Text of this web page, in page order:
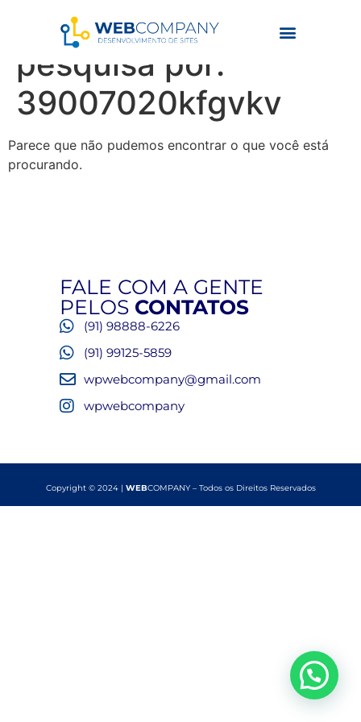
Resultados da
pesquisa por:
39007020kfgvkv
Parece que não pudemos encontrar o que você está
procurando.
FALE COM A GENTE
PELOS CONTATOS
(91) 98888-6226
(91) 99125-5859
wpwebcompany@gmail.com
wpwebcompany
Copyright © 2024 | WEBCOMPANY – Todos os Direitos Reservados